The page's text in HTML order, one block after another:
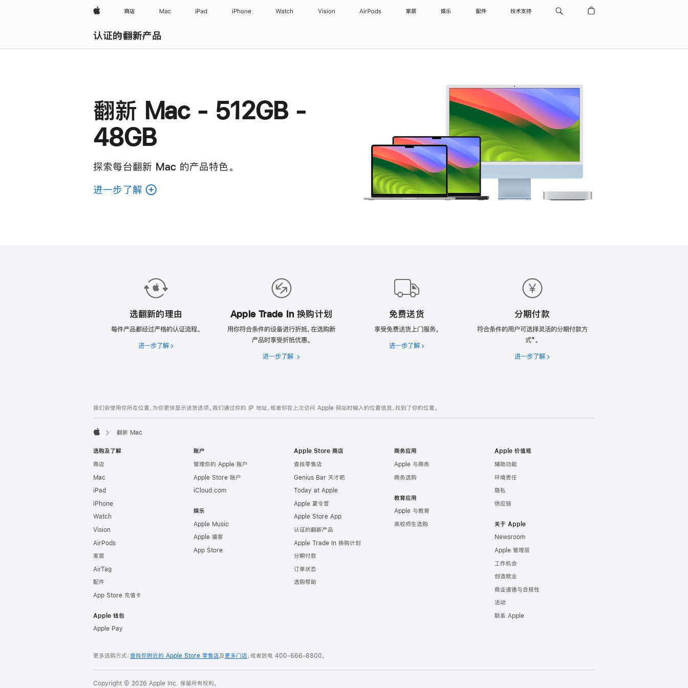
Apple 商店 Mac iPad iPhone Watch Vision AirPods 家居 娱乐 配件 技术支持
认证的翻新产品
浏览全部
翻新 Mac - 512GB -
48GB
探索每台翻新 Mac 的产品特色。
进一步了解
Mac。
选翻新的理由
每件产品都经过严格的认证流程。
进一步了解选
Apple Trade In 换购计划
用你符合条件的设备进行折抵，在选购新
产品时享受折抵优惠。
进一步了解 Apple
计
划
免费送货
享受免费送货上门服务。
进一步了解免
分期付款
符合条件的用户可选择灵活的分期付款方
式*。
进一步了解分
页
脚
注
我们会使用你所在位置，为你更快显示送货选项。我们通过你的 IP 地址，或者你在上次访问 Apple 网站时输入的位置信息，找到了你的位置。
翻新 Mac
选购及了解
商店
Mac
iPad
iPhone
Watch
Vision
AirPods
家居
AirTag
配件
App Store 充值卡
Apple 钱包
Apple Pay
账户
管理你的 Apple 账户
Apple Store 账户
iCloud.com
娱乐
Apple Music
Apple 播客
App Store
Apple Store 商店
查找零售店
Genius Bar 天才吧
Today at Apple
Apple 夏令营
Apple Store App
认证的翻新产品
Apple Trade In 换购计划
分期付款
订单状态
选购帮助
商务应用
Apple 与商务
商务选购
教育应用
Apple 与教育
高校师生选购
Apple 价值观
辅助功能
环境责任
隐私
供应链
关于 Apple
Newsroom
Apple 管理层
工作机会
创造就业
商业道德与合规性
活动
联系 Apple
更多选购方式：查找你附近的 Apple Store 零售店及更多门店，或者致电 400-666-8800。
Copyright © 2026 Apple Inc. 保留所有权利。